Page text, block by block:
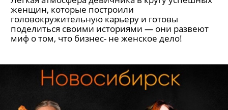
женщин, которые построили
головокружительную карьеру и готовы
поделиться своими историями — они развеют
миф о том, что бизнес- не женское дело!